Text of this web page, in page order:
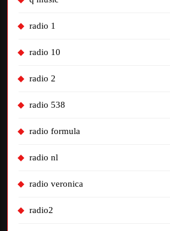
radio 1
radio 10
radio 2
radio 538
radio formula
radio nl
radio veronica
radio2